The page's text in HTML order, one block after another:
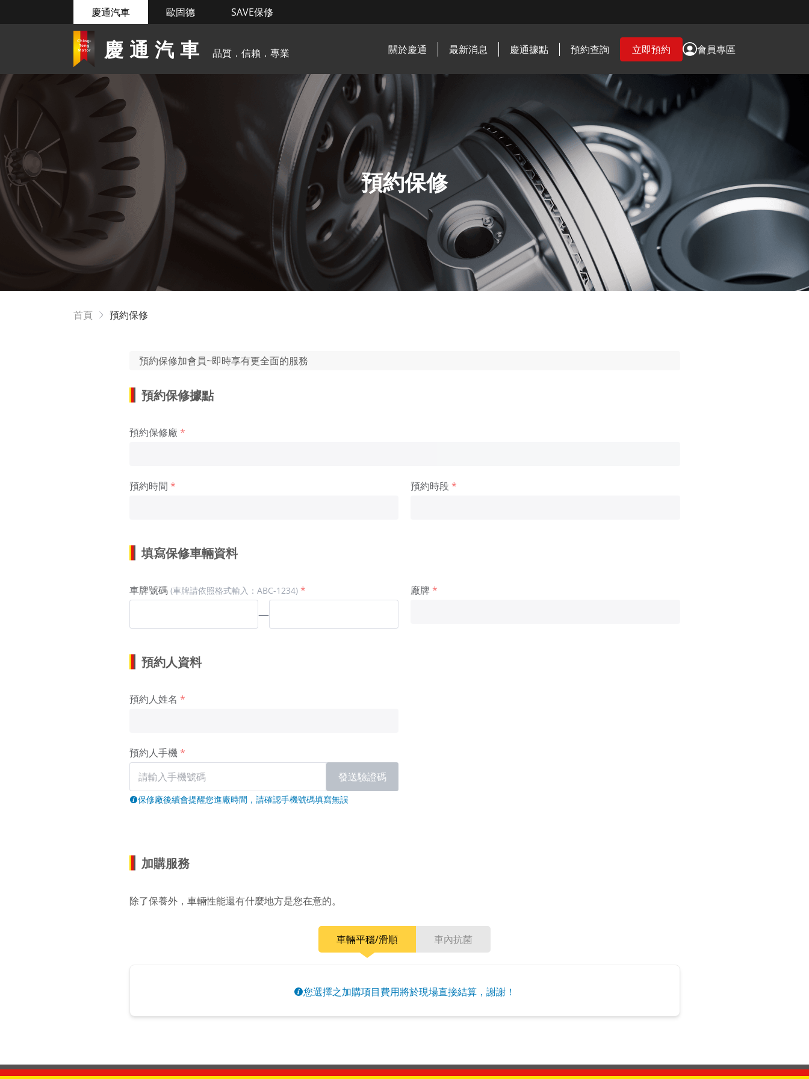
慶通汽車 歐固德 SAVE保修
慶通汽車 品質．信賴．專業 關於慶通 最新消息 慶通據點 預約查詢 立即預約 會員專區
預約保修
首頁 預約保修
預約保修加會員~即時享有更全面的服務
預約保修據點
預約保修廠
預約時間 預約時段
填寫保修車輛資料
車牌號碼 (車牌請依照格式輸入：ABC-1234)
—
廠牌
預約人資料
預約人姓名
預約人手機
發送驗證碼
保修廠後續會提醒您進廠時間，請確認手機號碼填寫無誤
加購服務
除了保養外，車輛性能還有什麼地方是您在意的。
車輛平穩/滑順 車內抗菌
您選擇之加購項目費用將於現場直接結算，謝謝！